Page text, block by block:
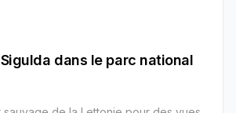
dans le parc national